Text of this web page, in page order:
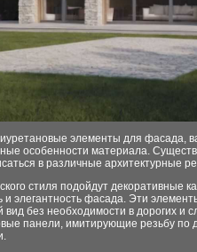
элементы для фасада,
особенности материала.
в различные архитектурные
стиля подойдут декоративные
и элегантность фасада. Эти
без необходимости в дорогих и
панели, имитирующие резьбу по